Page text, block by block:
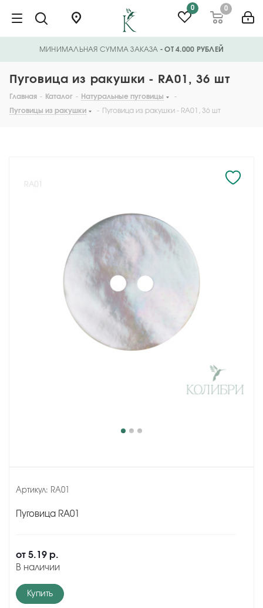
0 0
МИНИМАЛЬНАЯ СУММА ЗАКАЗА - ОТ 4.000 РУБЛЕЙ
Пуговица из ракушки - RA01, 36 шт
Главная - Каталог - Натуральные пуговицы
-
Пуговицы из ракушки
- Пуговица из ракушки - RA01, 36 шт
Артикул: RA01
Пуговица RA01
от 5.19 р.
В наличии
Купить